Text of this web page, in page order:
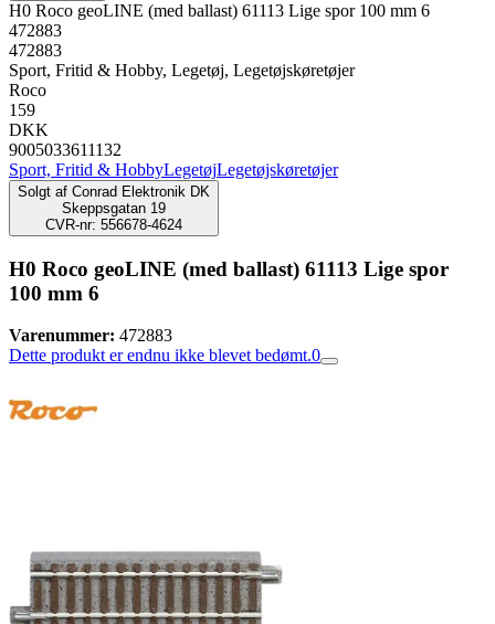
H0 Roco geoLINE (med ballast) 61113 Lige spor 100 mm 6
472883
472883
Sport, Fritid & Hobby, Legetøj, Legetøjskøretøjer
Roco
159
DKK
9005033611132
Sport, Fritid & HobbyLegetøjLegetøjskøretøjer
Solgt af Conrad Elektronik DK
Skeppsgatan 19
CVR-nr: 556678-4624
H0 Roco geoLINE (med ballast) 61113 Lige spor
100 mm 6
Varenummer: 472883
Dette produkt er endnu ikke blevet bedømt.0